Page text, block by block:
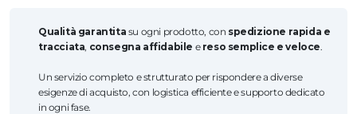
Qualità garantita su ogni prodotto, con spedizione rapida e
tracciata, consegna affidabile e reso semplice e veloce.
Un servizio completo e strutturato per rispondere a diverse
esigenze di acquisto, con logistica efficiente e supporto dedicato
in ogni fase.